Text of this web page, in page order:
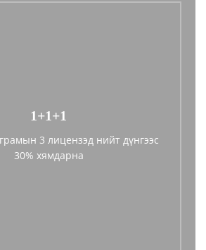
1+1+1
3 лицензэд нийт дүнгээс
30% хямдарна